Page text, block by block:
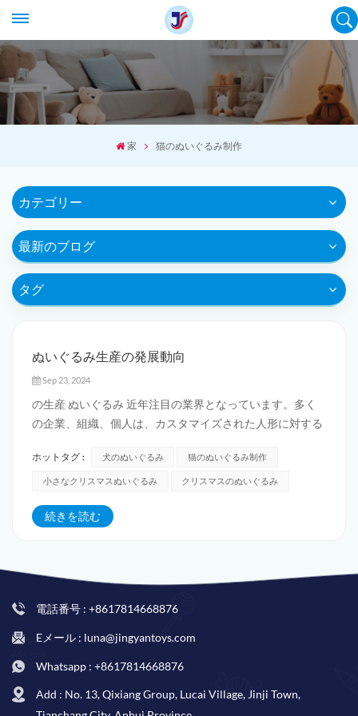
家 猫のぬいぐるみ制作
カテゴリー
最新のブログ
タグ
ぬいぐるみ生産の発展動向
Sep 23, 2024
の生産 ぬいぐるみ 近年注目の業界となっています。多く
の企業、組織、個人は、カスタマイズされた人形に対する
ット ゲーム会社では、ターゲット顧客が子供ではない場合
でも、企業の宣伝のためにぬいぐるみをカスタマイズする
ホットタグ : 犬のぬいぐるみ 猫のぬいぐるみ制作
小さなクリスマスぬいぐるみ クリスマスのぬいぐるみ
続きを読む
電話番号 : +8617814668876
Eメール : luna@jingyantoys.com
Whatsapp : +8617814668876
Add : No. 13, Qixiang Group, Lucai Village, Jinji Town,